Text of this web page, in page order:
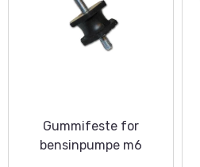
Gummifeste for
bensinpumpe m6